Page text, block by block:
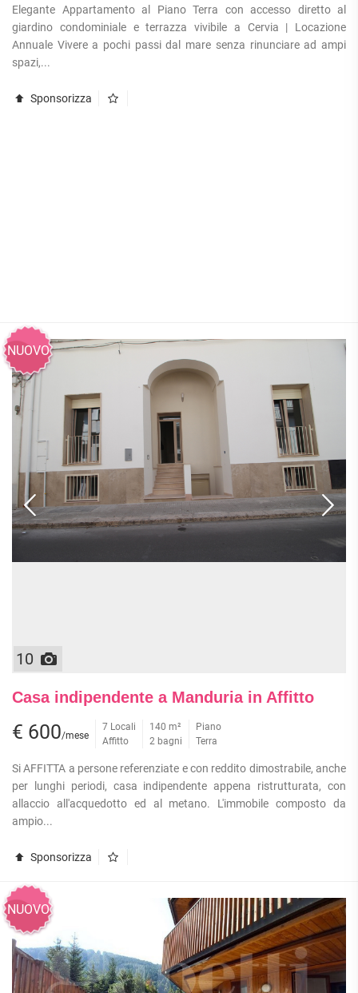
Elegante Appartamento al Piano Terra con accesso diretto al
giardino condominiale e terrazza vivibile a Cervia | Locazione
Annuale Vivere a pochi passi dal mare senza rinunciare ad ampi
spazi,...
Sponsorizza
10
NUOVO
Casa indipendente a Manduria in Affitto
€ 600/mese
7 Locali
Affitto
140 m²
2 bagni
Piano
Terra
Si AFFITTA a persone referenziate e con reddito dimostrabile, anche
per lunghi periodi, casa indipendente appena ristrutturata, con
allaccio all'acquedotto ed al metano. L'immobile composto da
ampio...
Sponsorizza
NUOVO